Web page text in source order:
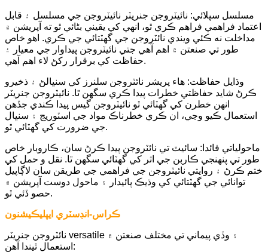
مسلسل سپلائي: نائيٽروجن جنريٽر نائيٽروجن جي مسلسل ۽ قابل
اعتماد فراهمي فراهم ڪري ٿو، انهي کي يقيني بڻائي ٿو ته آپريشن ۾
مداخلت نه ڪئي ويندي نائٽروجن جي گهٽتائي جي ڪري. اهو خاص
طور تي صنعتن ۾ اهم آهي جتي نائيٽروجن پيداوار جي معيار ۽
حفاظت کي برقرار رکڻ لاء اهم آهي.
وڌايل حفاظت: ھاء پريشر نائٽروجن سلنرز کي سنڀالڻ ۽ ذخيرو
ڪرڻ شايد حفاظتي خطرات پيدا ڪري سگھن ٿا. نائيٽروجن جنريٽر
انهن خطرن کي گھٽائي ٿو نائيٽروجن گيس پيدا ڪندي جڏهن
استعمال ڪيو وڃي، ان ڪري خطرناڪ مواد جي اسٽوريج ۽ سنڀال
جي ضرورت کي گھٽائي ٿو.
ماحولياتي فائدا: سائيٽ تي نائٽروجن پيدا ڪرڻ سان، ڪاروبار خاص
طور تي پنهنجي ڪاربن جي اثر کي گھٽائي سگهن ٿا. نقل و حمل کي
ختم ڪرڻ ۽ روايتي نائيٽروجن جي فراهمي جي طريقن سان لاڳاپيل
توانائي جي گھٽتائي کي وڌيڪ پائيدار ۽ ماحول دوست آپريشن ۾
حصو ڏئي ٿو.
ڪراس-انڊسٽري ايپليڪيشنون
نائٽروجن جنريٽر versatile ۽ وڏي پيماني تي مختلف صنعتن ۾
استعمال ٿيندا آهن: